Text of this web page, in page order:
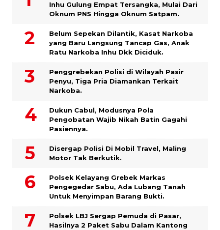
Inhu Gulung Empat Tersangka, Mulai Dari
Oknum PNS Hingga Oknum Satpam.
Belum Sepekan Dilantik, Kasat Narkoba
yang Baru Langsung Tancap Gas, Anak
Ratu Narkoba Inhu Dkk Diciduk.
Penggrebekan Polisi di Wilayah Pasir
Penyu, Tiga Pria Diamankan Terkait
Narkoba.
Dukun Cabul, Modusnya Pola
Pengobatan Wajib Nikah Batin Gagahi
Pasiennya.
Disergap Polisi Di Mobil Travel, Maling
Motor Tak Berkutik.
Polsek Kelayang Grebek Markas
Pengegedar Sabu, Ada Lubang Tanah
Untuk Menyimpan Barang Bukti.
Polsek LBJ Sergap Pemuda di Pasar,
Hasilnya 2 Paket Sabu Dalam Kantong